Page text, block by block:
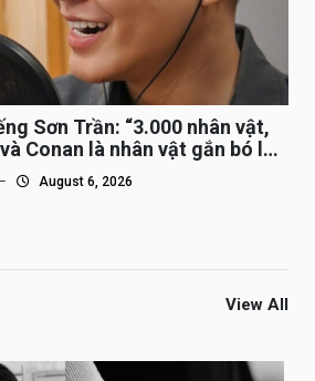
Sơn Trần: “3.000 nhân vật,
Conan là nhân vật gắn bó lâu
August 6, 2026
View All